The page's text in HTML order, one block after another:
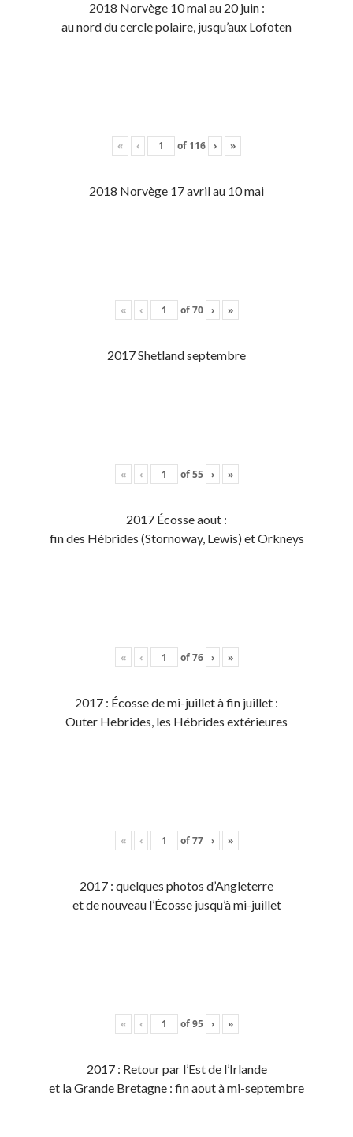
2018 Norvège 10 mai au 20 juin :
au nord du cercle polaire, jusqu’aux Lofoten
« ‹ of 116 › »
2018 Norvège 17 avril au 10 mai
« ‹ of70 › »
2017 Shetland septembre
« ‹ of55 › »
2017 Écosse aout :
fin des Hébrides (Stornoway, Lewis) et Orkneys
« ‹ of76 › »
2017 : Écosse de mi-juillet à fin juillet :
Outer Hebrides, les Hébrides extérieures
« ‹ of77 › »
2017 : quelques photos d’Angleterre
et de nouveau l’Écosse jusqu’à mi-juillet
« ‹ of95 › »
2017 : Retour par l’Est de l’Irlande
et la Grande Bretagne : fin aout à mi-septembre